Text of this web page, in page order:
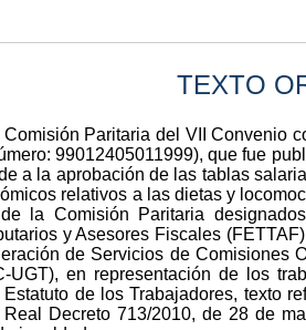
TEXTO
Paritaria del VII Convenio
99012405011999), que fue
a la aprobación de las tablas
relativos a las dietas y
la Comisión Paritaria
y Asesores Fiscales
de Servicios de Comisiones
UGT), en representación de los
de los Trabajadores, texto
Decreto 713/2010, de 28 de